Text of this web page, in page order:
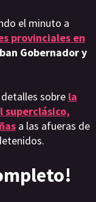
el minuto a
provinciales en
Gobernador y
sobre la
superclásico,
a las afueras de